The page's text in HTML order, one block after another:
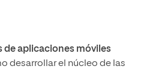
de aplicaciones móviles
desarrollar el núcleo de las